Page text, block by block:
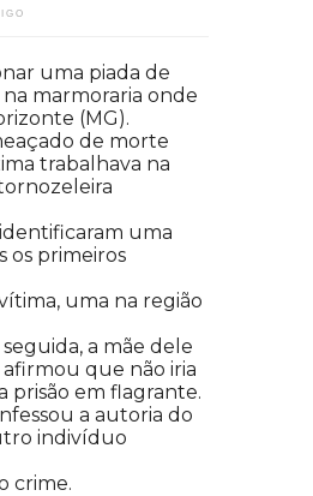
uma piada de
marmoraria onde
(MG).
de morte
trabalhava na
uma
os primeiros
uma na região
a mãe dele
que não iria
prisão em flagrante.
a autoria do
indivíduo
crime.